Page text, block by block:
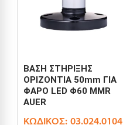
ΒΑΣΗ ΣΤΗΡΙΞΗΣ
ΟΡΙΖΟΝΤΙΑ 50mm ΓΙΑ
ΦΑΡΟ LED Φ60 MMR
AUER
ΚΩΔΙΚΌΣ: 03.024.0104